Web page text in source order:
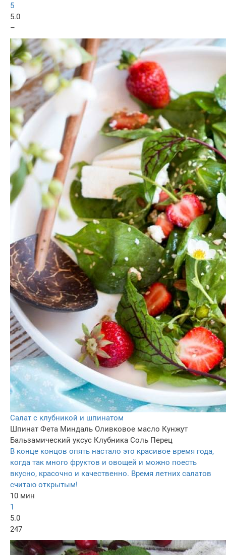
5
5.0
–
Салат с клубникой и шпинатом
Шпинат Фета Миндаль Оливковое масло Кунжут
Бальзамический уксус Клубника Соль Перец
В конце концов опять настало это красивое время года,
когда так много фруктов и овощей и можно поесть
вкусно, красочно и качественно. Время летних салатов
считаю открытым!
10 мин
1
5.0
247